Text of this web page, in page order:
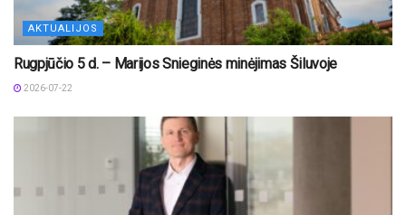
AKTUALIJOS
Rugpjūčio 5 d. – Marijos Snieginės minėjimas Šiluvoje
2026-07-22